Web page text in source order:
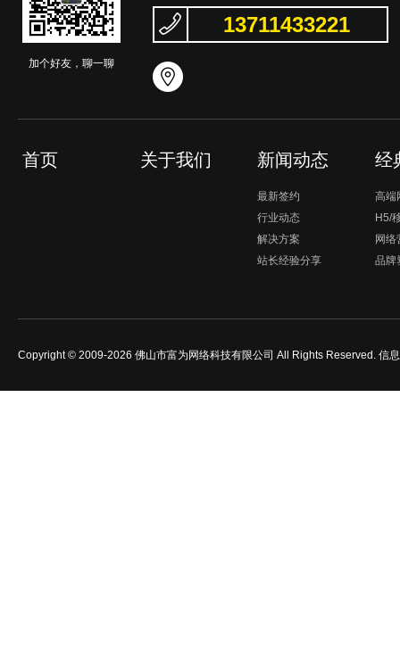
加个好友，聊一聊
13711433221
首页 关于我们 新闻动态
最新签约
行业动态
解决方案
站长经验分享
经
高端
H5/
网络
品牌
Copyright © 2009-2026 佛山市富为网络科技有限公司 All Rights Reserved. 信